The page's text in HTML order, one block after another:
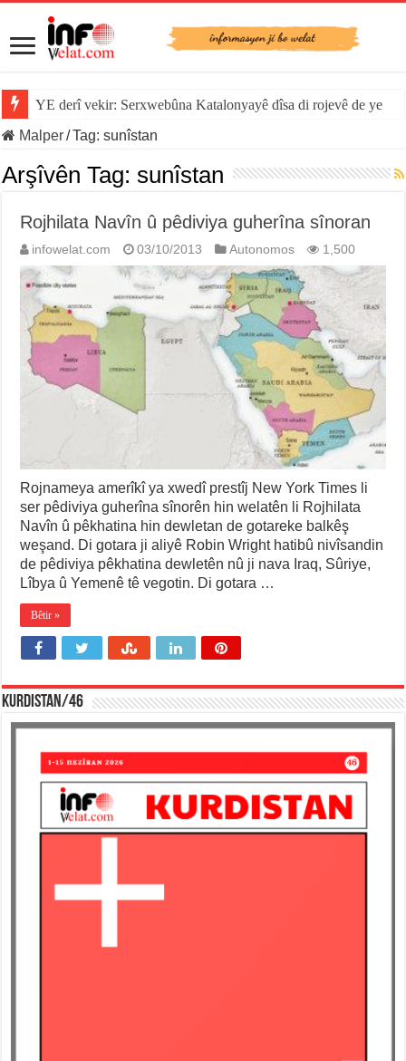
YE derî vekir: Serxwebûna Katalonyayê dîsa di rojevê de ye
Malper/Tag:sunîstan
Arşîvên Tag:sunîstan
Rojhilata Navîn û pêdiviya guherîna sînoran
infowelat.com 03/10/2013 Autonomos 1,500
Rojnameya amerîkî ya xwedî prestîj New York Times li
ser pêdiviya guherîna sînorên hin welatên li Rojhilata
Navîn û pêkhatina hin dewletan de gotareke balkêş
weşand. Di gotara ji aliyê Robin Wright hatibû nivîsandin
de pêdiviya pêkhatina dewletên nû ji nava Iraq, Sûriye,
Lîbya û Yemenê tê vegotin. Di gotara …
Bêtir »
KURDISTAN/46